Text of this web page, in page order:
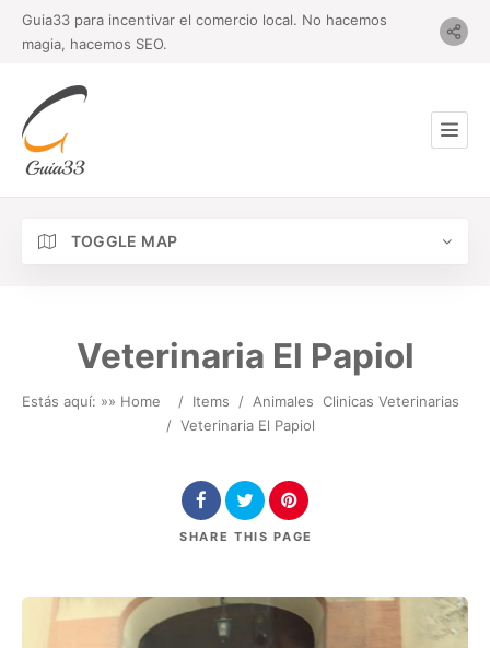
Guia33 para incentivar el comercio local. No hacemos
magia, hacemos SEO.
TOGGLE MAP
Veterinaria El Papiol
Estás aquí: »» Home / Items / Animales Clinicas Veterinarias
/ Veterinaria El Papiol
SHARE THIS PAGE